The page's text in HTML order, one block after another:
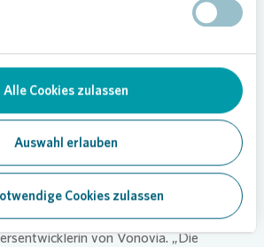
Alle Cookies zulassen
Auswahl erlauben
Cookies zulassen
bereit. Regelmäßige
und Beet-Check-ups sorgen
Pflanzen optimal gedeihen.
in Kassel ist ein
vielfältige Engagement von
mit diesem Projekt Menschen
zusammenbringen und
Beitrag zu einem nachhaltigen
Quartier leisten", erklärt Julia
vonVonovia. „Die